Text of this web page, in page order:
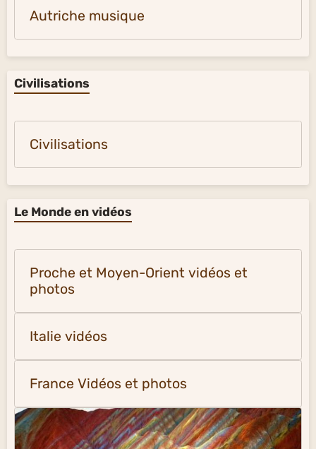
Autriche musique
Civilisations
Civilisations
Le Monde en vidéos
Proche et Moyen-Orient vidéos et
photos
Italie vidéos
France Vidéos et photos